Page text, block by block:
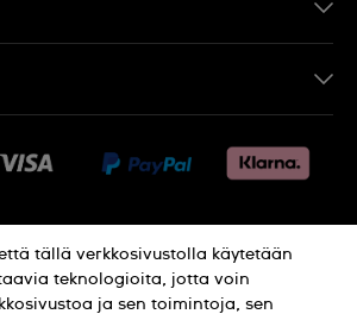
contract
tällä verkkosivustolla käytetään
teknologioita, jotta voin
ja sen toimintoja, sen